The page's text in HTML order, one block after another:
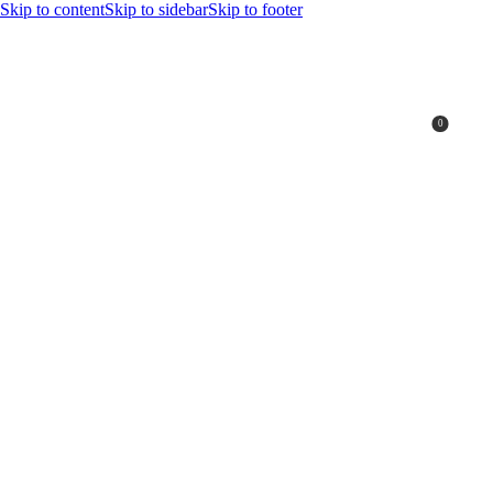
Skip to contentSkip to sidebarSkip to footer
0